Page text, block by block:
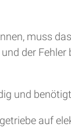
muss
der
und
auf